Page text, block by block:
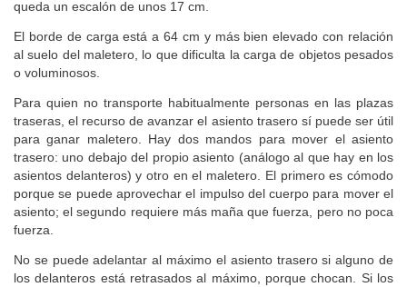
queda un escalón de unos 17 cm.
El borde de carga está a 64 cm y más bien elevado con relación
al suelo del maletero, lo que dificulta la carga de objetos pesados
o voluminosos.
Para quien no transporte habitualmente personas en las plazas
traseras, el recurso de avanzar el asiento trasero sí puede ser útil
para ganar maletero. Hay dos mandos para mover el asiento
trasero: uno debajo del propio asiento (análogo al que hay en los
asientos delanteros) y otro en el maletero. El primero es cómodo
porque se puede aprovechar el impulso del cuerpo para mover el
asiento; el segundo requiere más maña que fuerza, pero no poca
fuerza.
No se puede adelantar al máximo el asiento trasero si alguno de
los delanteros está retrasados al máximo, porque chocan. Si los